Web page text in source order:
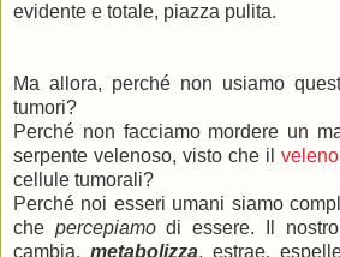
evidente e totale, piazza pulita.
Ma allora, perché non usiamo
tumori?
Perché non facciamo mordere un
serpente velenoso, visto che il
cellule tumorali?
Perché noi esseri umani siamo
che percepiamodi essere. Il nostro
cambia, metabolizza, estrae,